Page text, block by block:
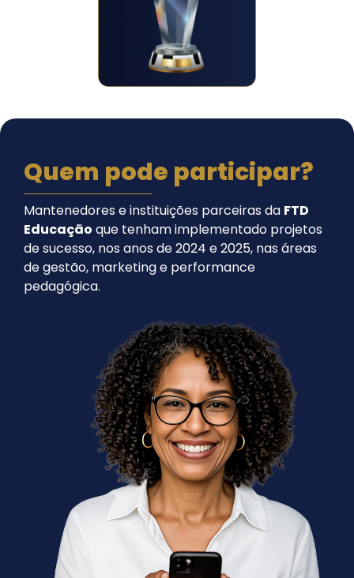
Quem pode participar?
Mantenedores e instituições parceiras da FTD
Educação que tenham implementado projetos
de sucesso, nos anos de 2024 e 2025, nas áreas
de gestão, marketing e performance
pedagógica.